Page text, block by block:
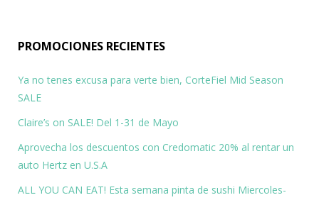
PROMOCIONES RECIENTES
Ya no tenes excusa para verte bien, CorteFiel Mid Season
SALE
Claire’s on SALE! Del 1-31 de Mayo
Aprovecha los descuentos con Credomatic 20% al rentar un
auto Hertz en U.S.A
ALL YOU CAN EAT! Esta semana pinta de sushi Miercoles-